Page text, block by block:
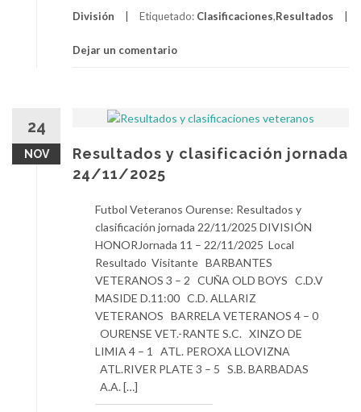
División Etiquetado: Clasificaciones,Resultados
Dejar un comentario
24
NOV
Resultados y clasificación jornada
24/11/2025
Futbol Veteranos Ourense: Resultados y
clasificación jornada 22/11/2025 DIVISIÓN
HONORJornada 11 – 22/11/2025 Local
Resultado Visitante BARBANTES
VETERANOS 3 – 2 CUÑA OLD BOYS C.D.V
MASIDE D.11:00 C.D. ALLARIZ
VETERANOS BARRELA VETERANOS 4 – 0
OURENSE VET.-RANTE S.C. XINZO DE
LIMIA 4 – 1 ATL. PEROXA LLOVIZNA
ATL.RIVER PLATE 3 – 5 S.B. BARBADAS
A.A. […]